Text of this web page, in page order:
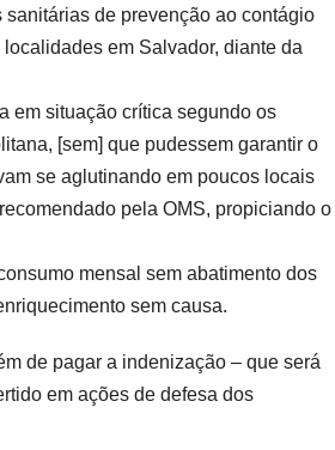
de prevenção ao contágio
em Salvador, diante da
em situação crítica segundo os
[sem] que pudessem garantir o
se aglutinando em poucos locais
pela OMS, propiciando o
mensal sem abatimento dos
sem causa.
de pagar a indenização – que será
em ações de defesa dos